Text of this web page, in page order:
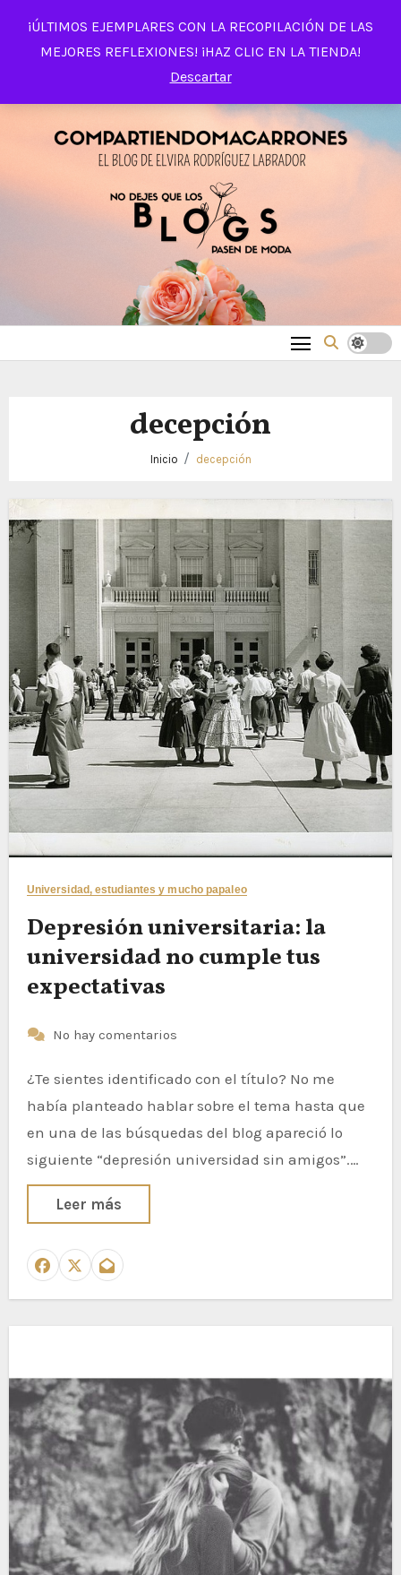
¡ÚLTIMOS EJEMPLARES CON LA RECOPILACIÓN DE LAS
MEJORES REFLEXIONES! ¡HAZ CLIC EN LA TIENDA!
Descartar
contenido
decepción
Inicio decepción
Universidad, estudiantes y mucho papaleo
Depresión universitaria: la
universidad no cumple tus
expectativas
No hay comentarios
¿Te sientes identificado con el título? No me
había planteado hablar sobre el tema hasta que
en una de las búsquedas del blog apareció lo
siguiente “depresión universidad sin amigos”.…
Leer más